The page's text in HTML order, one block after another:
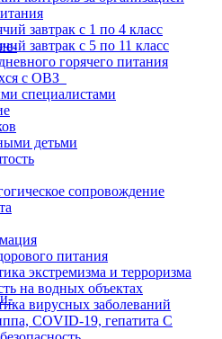
завтрак с 1 по 4 класс
завтрак с 5 по 11 класс
горячего питания
с ОВЗ
специалистами
детьми
сопровождение
питания
экстремизма и терроризма
на водных объектах
вирусных заболеваний
COVID-19, гепатита С